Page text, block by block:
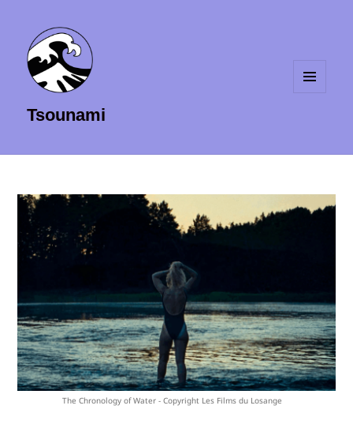
Tsounami
The Chronology of Water - Copyright Les Films du Losange